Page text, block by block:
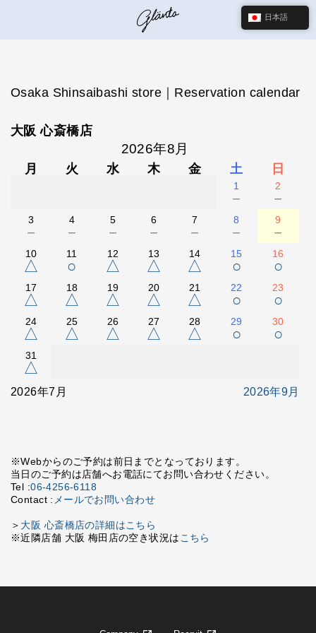
Osaka Shinsaibashi store｜Reservation calendar
大阪 心斎橋店
2026年8月
月 火 水 木 金 土 日
1
－
2
－
3
－
4
－
5
－
6
－
7
－
8
－
9
－
10
△
11
○
12
△
13
△
14
△
15
○
16
○
17
△
18
△
19
△
20
△
21
△
22
○
23
○
24
△
25
△
26
△
27
△
28
△
29
○
30
○
31
△
2026年7月 2026年9月
※Webからのご予約は前日までとなっております。
当日のご予約は店舗へお電話にてお問い合わせください。
Tel :06-4256-6118
Contact : メールでお問い合わせ
＞ 大阪 心斎橋店の詳細はこちら
※近隣店舗 大阪 梅田店の空き状況は こちら
日本語